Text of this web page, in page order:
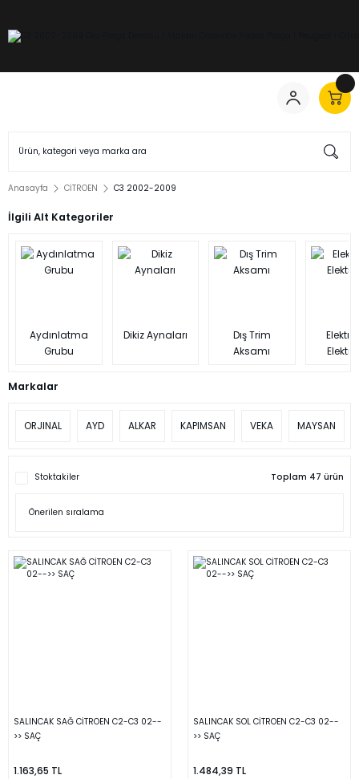
Anasayfa CİTROEN C3 2002-2009
İlgili Alt Kategoriler
Aydınlatma
Grubu
Dikiz Aynaları
Dış Trim
Aksamı
Markalar
ORJINAL AYD ALKAR KAPIMSAN VEKA MAYSAN
Stoktakiler Toplam 47 ürün
SALINCAK SAĞ CİTROEN C2-C3 02--
>> SAÇ
1.163,65 TL
SALINCAK SOL CİTROEN C2-C3 02--
>> SAÇ
1.484,39 TL